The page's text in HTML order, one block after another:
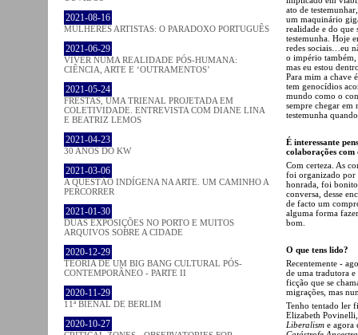
2021-08-16
MULHERES ARTISTAS: O PARADOXO PORTUGUÊS
2021-06-29
VIVER NUMA REALIDADE PÓS-HUMANA:
CIÊNCIA, ARTE E ‘OUTRAMENTOS’
2021-05-24
FRESTAS, UMA TRIENAL PROJETADA EM
COLETIVIDADE. ENTREVISTA COM DIANE LINA
E BEATRIZ LEMOS
2021-04-23
30 ANOS DO KW
2021-03-06
A QUESTÃO INDÍGENA NA ARTE. UM CAMINHO A
PERCORRER
2021-01-30
DUAS EXPOSIÇÕES NO PORTO E MUITOS
ARQUIVOS SOBRE A CIDADE
2020-12-29
TEORIA DE UM BIG BANG CULTURAL PÓS-
CONTEMPORÂNEO - PARTE II
2020-11-29
11ª BIENAL DE BERLIM
2020-10-27
ato de
um maquinário
realidade e do que
testemunha. Hoje
redes sociais…eu
o império também,
mas eu estou
Para mim a chave
tem genocídios
mundo como o
sempre chegar em
testemunha
É interessante
colaborações
Com certeza. As
foi organizado por
honrada, foi
conversa, desse
de facto um
alguma forma
bom.
O que tens lido?
Recentemente -
de uma tradutora
ficção que se
migrações, mas
Tenho tentado ler
Elizabeth
Liberalism e agora